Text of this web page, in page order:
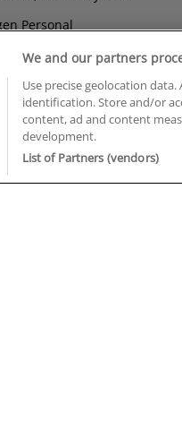
Personal
y Telecomunicaciones
TUS CURSOS EN TU
Cursos en La
Cursos en Las
Cursos en
We and our partners
Use precise geolocation
identification. Store and/or
content, ad and content
development.
List of Partners (vendors)